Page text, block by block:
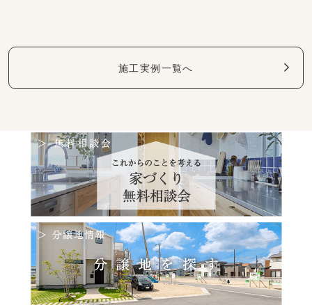
施工実例一覧へ